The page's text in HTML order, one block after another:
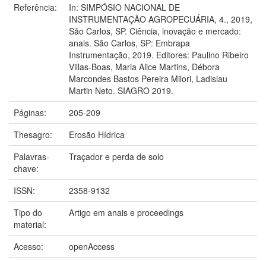
Referência:
In: SIMPÓSIO NACIONAL DE
INSTRUMENTAÇÃO AGROPECUÁRIA, 4., 2019,
São Carlos, SP. Ciência, inovação e mercado:
anais. São Carlos, SP: Embrapa
Instrumentação, 2019. Editores: Paulino Ribeiro
Villas-Boas, Maria Alice Martins, Débora
Marcondes Bastos Pereira Milori, Ladislau
Martin Neto. SIAGRO 2019.
Páginas:
205-209
Thesagro:
Erosão Hídrica
Palavras-
chave:
Traçador e perda de solo
ISSN:
2358-9132
Tipo do
material:
Artigo em anais e proceedings
Acesso:
openAccess